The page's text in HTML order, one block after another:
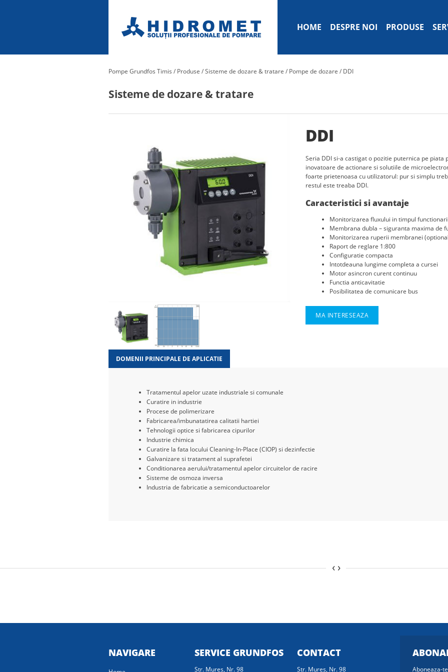
HOME DESPRE NOI PRODUSE
Pompe Grundfos Timis / Produse /Sisteme de dozare & tratare / Pompe de dozare / DDI
Sisteme de dozare & tratare
DDI
Seria DDI si-a castigat o pozitie puternica pe
inovatoare de actionare si solutiile de
foarte prietenoasa cu utilizatorul: pur si simplu
restul este treaba DDI.
Caracteristici si avantaje
Monitorizarea fluxului in timpul functionarii
Membrana dubla – siguranta maxima de
Monitorizarea ruperii membranei
Raport de reglare 1:800
Configuratie compacta
Intotdeauna lungime completa a cursei
Motor asincron curent continuu
Functia anticavitatie
Posibilitatea de comunicare bus
MA INTERESEAZA
DOMENII PRINCIPALE DE APLICATIE
Tratamentul apelor uzate industriale si comunale
Curatire in industrie
Procese de polimerizare
Fabricarea/imbunatatirea calitatii hartiei
Tehnologii optice si fabricarea cipurilor
Industrie chimica
Curatire la fata locului Cleaning-In-Place (CIOP) si dezinfectie
Galvanizare si tratament al suprafetei
Conditionarea aerului/tratamentul apelor circuitelor de racire
Sisteme de osmoza inversa
Industria de fabricatie a semiconductoarelor
‹ ›
NAVIGARE SERVICE GRUNDFOS
Str. Mures, Nr. 98
CONTACT
Str. Mures, Nr. 98 Aboneaza-